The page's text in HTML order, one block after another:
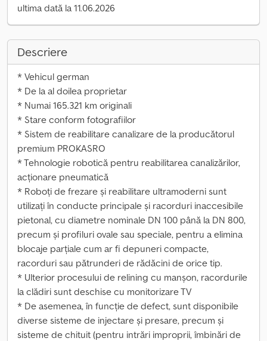
ultima dată la 11.06.2026
Descriere
* Vehicul german
* De la al doilea proprietar
* Numai 165.321 km originali
* Stare conform fotografiilor
* Sistem de reabilitare canalizare de la producătorul
premium PROKASRO
* Tehnologie robotică pentru reabilitarea canalizărilor,
acționare pneumatică
* Roboți de frezare și reabilitare ultramoderni sunt
utilizați în conducte principale și racorduri inaccesibile
pietonal, cu diametre nominale DN 100 până la DN 800,
precum și profiluri ovale sau speciale, pentru a elimina
blocaje parțiale cum ar fi depuneri compacte,
racorduri sau pătrunderi de rădăcini de orice tip.
* Ulterior procesului de relining cu manșon, racordurile
la clădiri sunt deschise cu monitorizare TV
* De asemenea, în funcție de defect, sunt disponibile
diverse sisteme de injectare și presare, precum și
sisteme de chituit (pentru intrări improprii, îmbinări de